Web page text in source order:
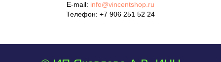
E-mail: info@vincentshop.ru
Телефон: +7 906 251 52 24